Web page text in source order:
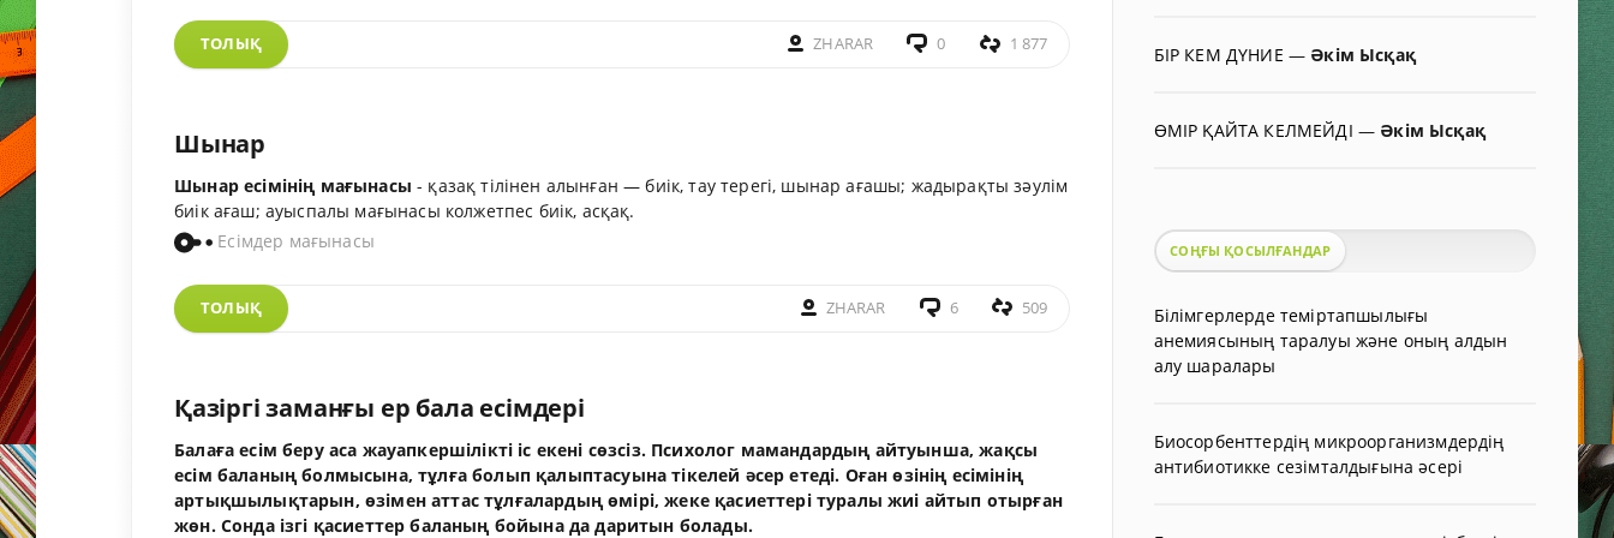
ТОЛЫҚ ZHARAR 0 1 877
Шынар
Шынар есімінің мағынасы - қазақ тілінен алынған — биік, тау терегі, шынар ағашы; жадырақты зәулім
биік ағаш; ауыспалы мағынасы колжетпес биік, асқақ.
Есімдер мағынасы
ТОЛЫҚ ZHARAR 6 509
Қазіргі заманғы ер бала есімдері
Балаға есім беру аса жауапкершілікті іс екені сөзсіз. Психолог мамандардың айтуынша, жақсы
есім баланың болмысына, тұлға болып қалыптасуына тікелей әсер етеді. Оған өзінің есімінің
артықшылықтарын, өзімен аттас тұлғалардың өмірі, жеке қасиеттері туралы жиі айтып отырған
жөн. Сонда ізгі қасиеттер баланың бойына да даритын болады.
БІР КЕМ ДҮНИЕ — Әкім Ысқақ
ӨМІР ҚАЙТА КЕЛМЕЙДІ — Әкім Ысқақ
СОҢҒЫ ҚОСЫЛҒАНДАР
Білімгерлерде теміртапшылығы
анемиясының таралуы және оның алдын
алу шаралары
Биосорбенттердің микроорганизмдердің
антибиотикке сезімталдығына әсері